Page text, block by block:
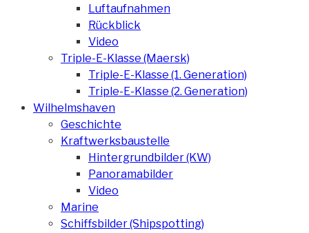
Luftaufnahmen
Rückblick
Video
Triple-E-Klasse (Maersk)
Triple-E-Klasse (1. Generation)
Triple-E-Klasse (2. Generation)
Wilhelmshaven
Geschichte
Kraftwerksbaustelle
Hintergrundbilder (KW)
Panoramabilder
Video
Marine
Schiffsbilder (Shipspotting)